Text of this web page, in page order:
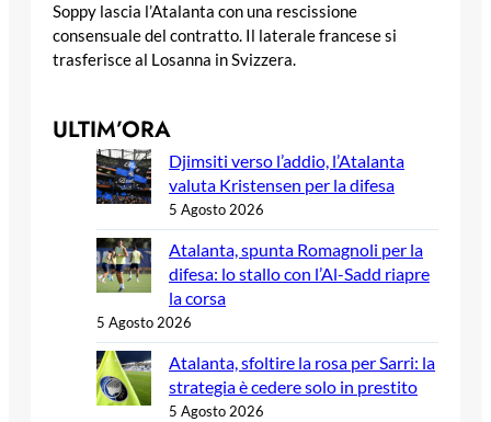
Soppy lascia l’Atalanta con una rescissione
consensuale del contratto. Il laterale francese si
trasferisce al Losanna in Svizzera.
ULTIM’ORA
Djimsiti verso l’addio, l’Atalanta
valuta Kristensen per la difesa
5 Agosto 2026
Atalanta, spunta Romagnoli per la
difesa: lo stallo con l’Al-Sadd riapre
la corsa
5 Agosto 2026
Atalanta, sfoltire la rosa per Sarri: la
strategia è cedere solo in prestito
5 Agosto 2026